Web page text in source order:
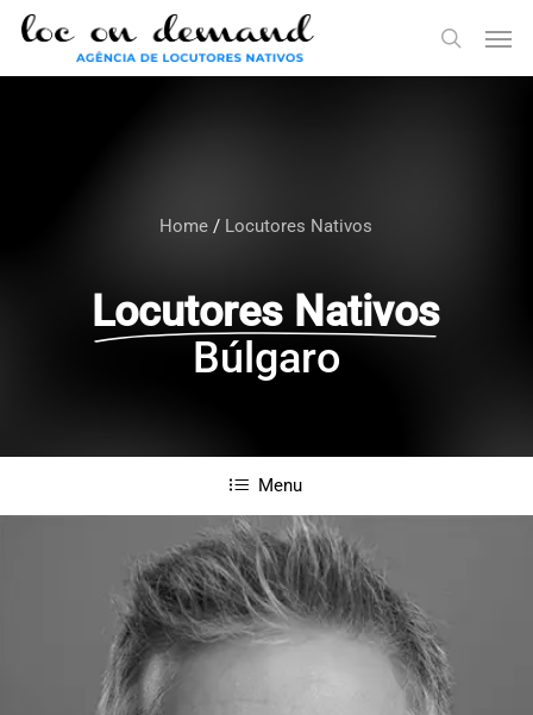
Skip
main
search
Home / Locutores Nativos
Locutores Nativos
Búlgaro
Menu